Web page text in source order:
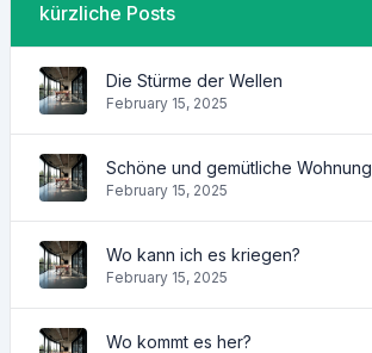
kürzliche Posts
Die Stürme der Wellen
February 15, 2025
Schöne und gemütliche Wohnung
February 15, 2025
Wo kann ich es kriegen?
February 15, 2025
Wo kommt es her?